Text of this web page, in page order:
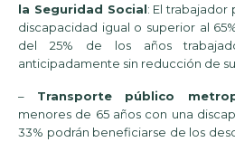
la Seguridad Social: El trabajador
discapacidad igual o superior al
del 25% de los años
anticipadamente sin reducción de su
– Transporte público
menores de 65 años con una
33% podrán beneficiarse de los